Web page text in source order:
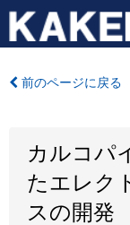
前のページに戻る
カルコパ
たエレク
スの開発